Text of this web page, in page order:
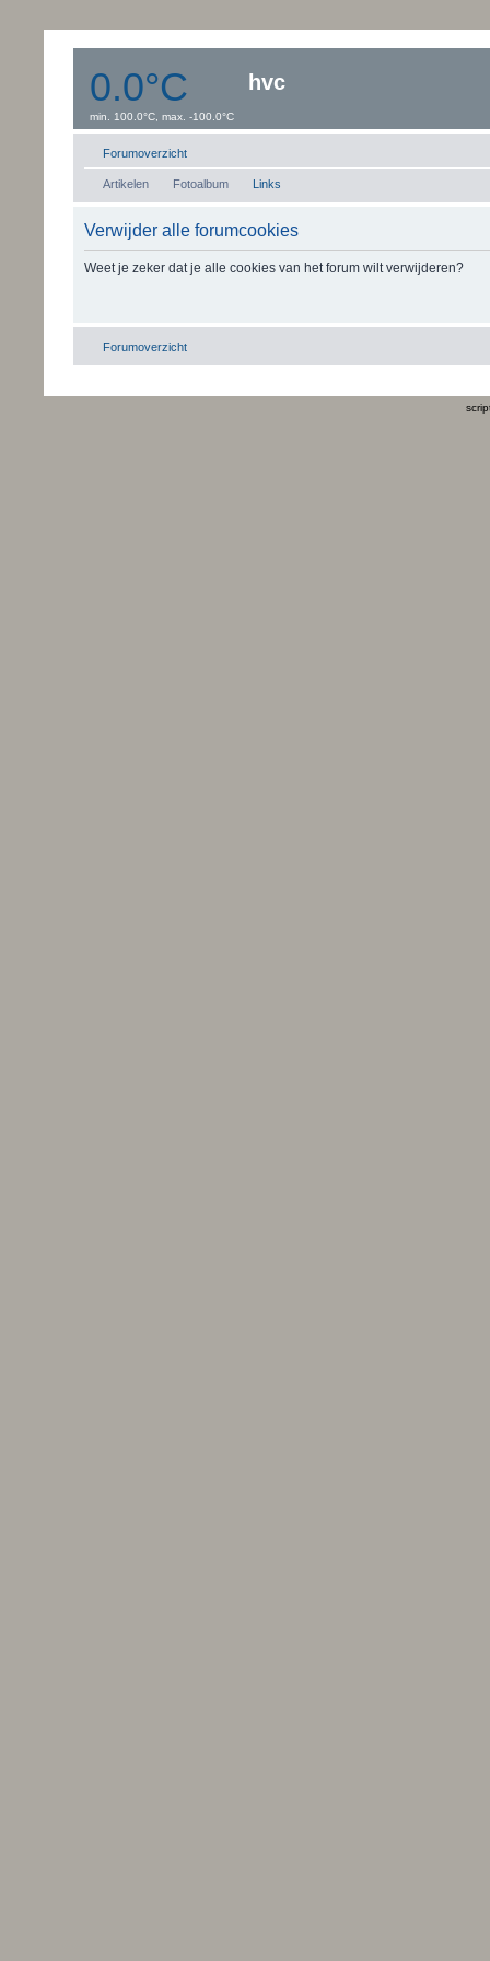
0.0°C
min. 100.0°C, max. -100.0°C
Windsnelheid:0 km/uur
hvc
Forumoverzicht
Artikelen Fotoalbum Links
Verwijder alle forumcookies
Weet je zeker dat je alle cookies van het forum wilt verwijderen?
Forumoverzicht